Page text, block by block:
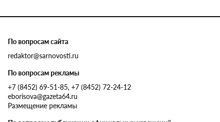
По вопросам сайта
redaktor@sarnovosti.ru
По вопросам рекламы
+7 (8452) 69-51-85, +7 (8452) 72-24-12
eborisova@gazeta64.ru
Размещение рекламы